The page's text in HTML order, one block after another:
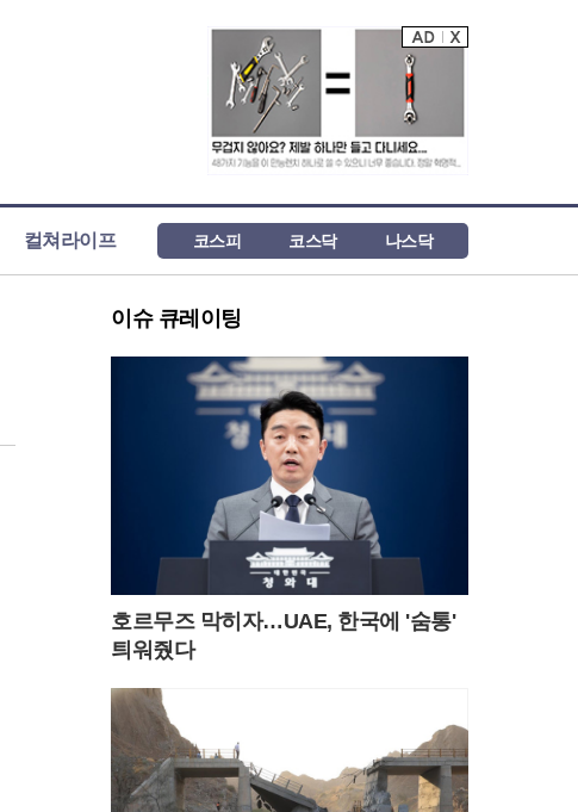
코스피 코스닥 나스닥
컬쳐라이프
이슈 큐레이팅
호르무즈 막히자…UAE, 한국에 '숨통'
틔워줬다